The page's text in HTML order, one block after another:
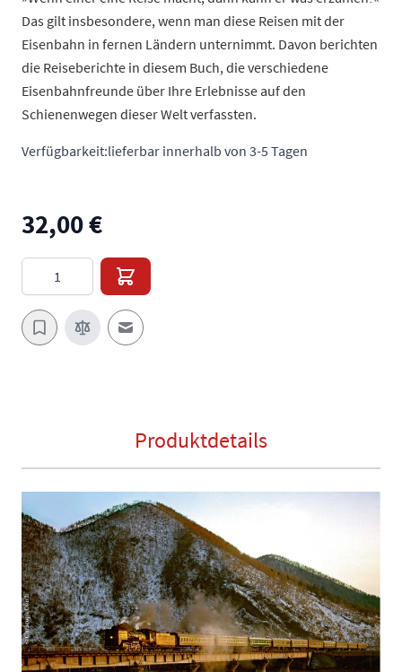
Das gilt insbesondere, wenn man diese Reisen mit der
Eisenbahn in fernen Ländern unternimmt. Davon berichten
die Reiseberichte in diesem Buch, die verschiedene
Eisenbahnfreunde über Ihre Erlebnisse auf den
Schienenwegen dieser Welt verfassten.
Verfügbarkeit:lieferbar innerhalb von 3-5 Tagen
32,00 €
E-Mail an einen Freund
Produktdetails